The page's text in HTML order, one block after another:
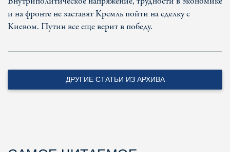
и на фронте не заставят Кремль пойти на сделку с
Киевом. Путин все еще верит в победу.
ДРУГИЕ СТАТЬИ ИЗ АРХИВА